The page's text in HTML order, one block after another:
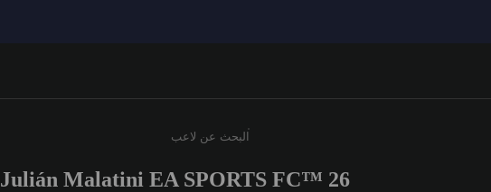
أدخل 3 أحرف أو أرقام على الأقل
Julián Malatini EA SPORTS FC™ 26 تقييمات اللاعب